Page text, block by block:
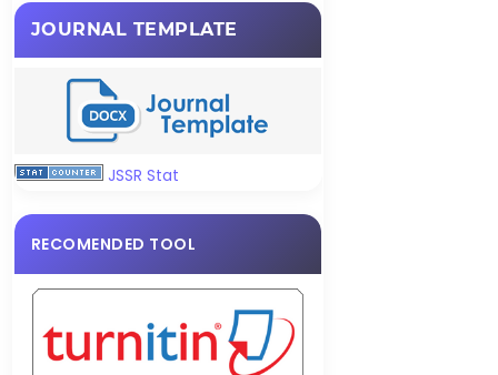
JOURNAL TEMPLATE
JSSR Stat
RECOMENDED TOOL